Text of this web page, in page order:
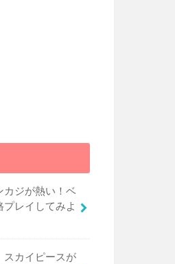
カジが熱い！ベ
プレイしてみよ
スカイピースが